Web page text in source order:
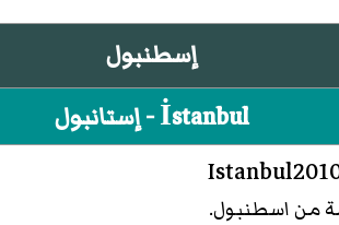
إسطنبول
İstanbul - إستانبول
من اسطنبول.